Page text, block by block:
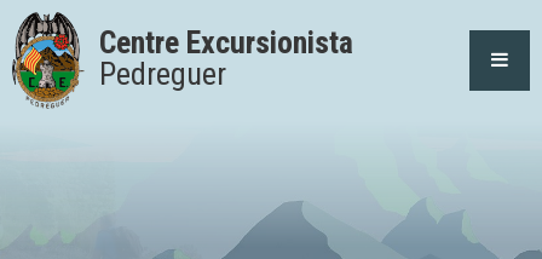
Centre Excursionista
Pedreguer